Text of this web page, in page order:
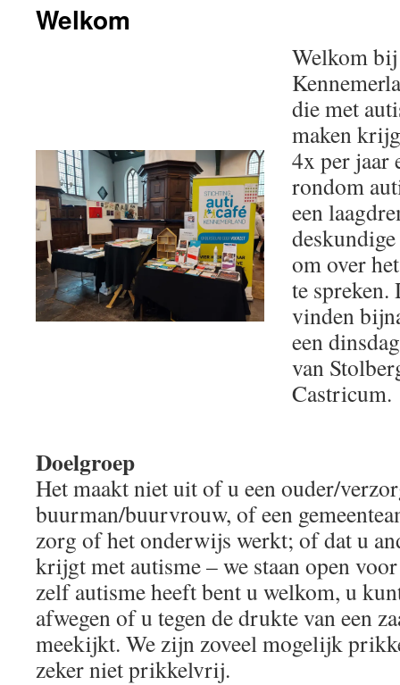
Welkom
Welkom
die met
maken
4x per jaar
rondom
een
om over
te spreken.
vinden
een
van
Castricum.
Doelgroep
Het maakt niet uit of u een ouder/
buurman/buurvrouw, of een
zorg of het onderwijs werkt; of dat u
krijgt met autisme – we staan open
zelf autisme heeft bent u welkom, u
afwegen of u tegen de drukte van een
meekijkt. We zijn zoveel mogelijk
zeker niet prikkelvrij.